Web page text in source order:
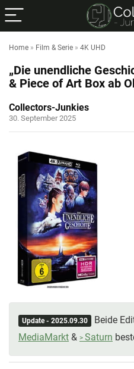
Home » Film & Serie » 4K UHD
„Die unendliche
& Piece of Art Box ab
Collectors-Junkies
30. September 2025
Update - 2025.09.30
Beide
MediaMarkt & Saturn